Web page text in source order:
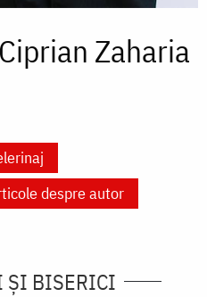
Zaharia
despre autor
ȘI BISERICI